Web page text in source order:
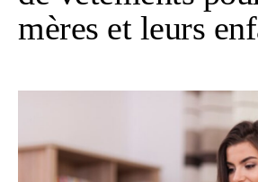
mères et leurs